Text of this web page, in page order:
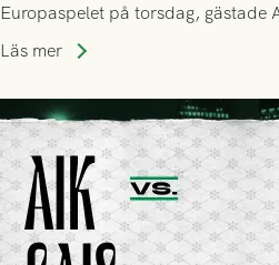
Europaspelet på torsdag, gästade
Stockholm . Men trots konstant
lyckades få in 2-0.
Läs mer